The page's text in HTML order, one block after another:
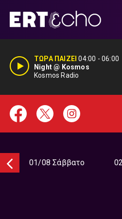
περιεχόμενο
ΤΩΡΑ ΠΑΙΖΕΙ 04:00 -06:00
Night @ Kosmos
Kosmos Radio
01/08 Σάββατο